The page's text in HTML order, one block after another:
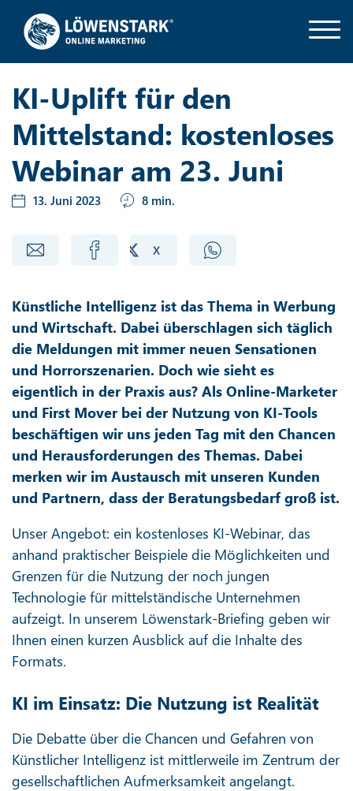
KI-Uplift für den
Mittelstand: kostenloses
Webinar am 23. Juni
13. Juni 2023 8 min.
Künstliche Intelligenz ist das Thema in Werbung
und Wirtschaft. Dabei überschlagen sich täglich
die Meldungen mit immer neuen Sensationen
und Horrorszenarien. Doch wie sieht es
eigentlich in der Praxis aus? Als Online-Marketer
und First Mover bei der Nutzung von KI-Tools
beschäftigen wir uns jeden Tag mit den Chancen
und Herausforderungen des Themas. Dabei
merken wir im Austausch mit unseren Kunden
und Partnern, dass der Beratungsbedarf groß ist.
Unser Angebot: ein kostenloses KI-Webinar, das
anhand praktischer Beispiele die Möglichkeiten und
Grenzen für die Nutzung der noch jungen
Technologie für mittelständische Unternehmen
aufzeigt. In unserem Löwenstark-Briefing geben wir
Ihnen einen kurzen Ausblick auf die Inhalte des
Formats.
KI im Einsatz: Die Nutzung ist Realität
Die Debatte über die Chancen und Gefahren von
Künstlicher Intelligenz ist mittlerweile im Zentrum der
gesellschaftlichen Aufmerksamkeit angelangt.